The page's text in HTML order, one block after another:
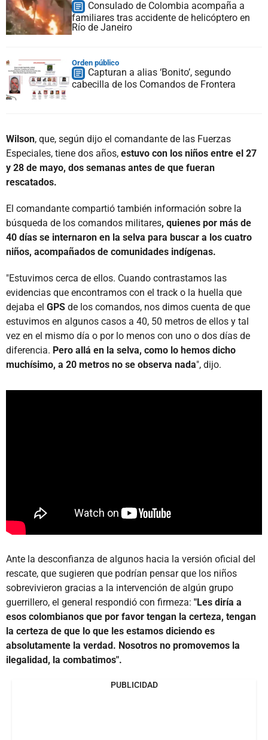
Consulado de Colombia acompaña a
familiares tras accidente de helicóptero en
Río de Janeiro
Orden público
Capturan a alias ‘Bonito’, segundo
cabecilla de los Comandos de Frontera
Wilson, que, según dijo el comandante de las Fuerzas
Especiales, tiene dos años, estuvo con los niños entre el 27
y 28 de mayo, dos semanas antes de que fueran
rescatados.
El comandante compartió también información sobre la
búsqueda de los comandos militares, quienes por más de
40 días se internaron en la selva para buscar a los cuatro
niños, acompañados de comunidades indígenas.
"Estuvimos cerca de ellos. Cuando contrastamos las
evidencias que encontramos con el track o la huella que
dejaba el GPS de los comandos, nos dimos cuenta de que
estuvimos en algunos casos a 40, 50 metros de ellos y tal
vez en el mismo día o por lo menos con uno o dos días de
diferencia. Pero allá en la selva, como lo hemos dicho
muchísimo, a 20 metros no se observa nada", dijo.
Ante la desconfianza de algunos hacia la versión oficial del
rescate, que sugieren que podrían pensar que los niños
sobrevivieron gracias a la intervención de algún grupo
guerrillero, el general respondió con firmeza: "Les diría a
esos colombianos que por favor tengan la certeza, tengan
la certeza de que lo que les estamos diciendo es
absolutamente la verdad. Nosotros no promovemos la
ilegalidad, la combatimos".
PUBLICIDAD